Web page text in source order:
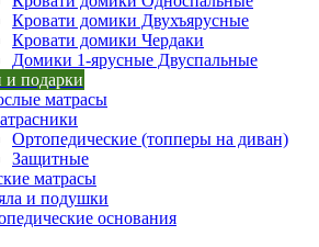
Кровати домики Двухъярусные
Кровати домики Чердаки
Домики 1-ярусные Двуспальные
и подарки
матрасы
Ортопедические (топперы на диван)
Защитные
матрасы
и подушки
основания